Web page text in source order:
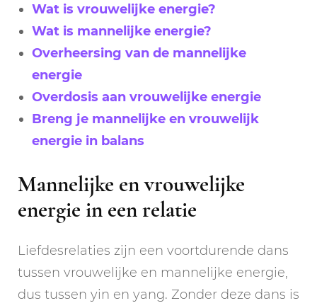
Wat is vrouwelijke energie?
Wat is mannelijke energie?
Overheersing van de mannelijke
energie
Overdosis aan vrouwelijke energie
Breng je mannelijke en vrouwelijk
energie in balans
Mannelijke en vrouwelijke
energie in een relatie
Liefdesrelaties zijn een voortdurende dans
tussen vrouwelijke en mannelijke energie,
dus tussen yin en yang. Zonder deze dans is